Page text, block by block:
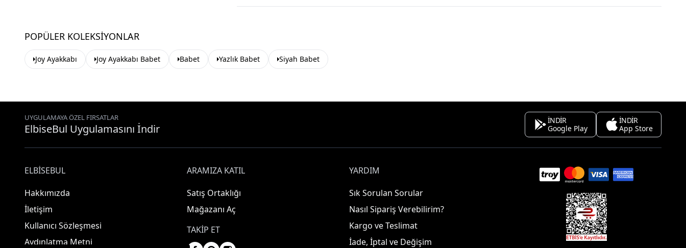
POPÜLER KOLEKSIYONLAR
Joy Ayakkabı Joy Ayakkabı Babet Babet Yazlık Babet Siyah Babet
UYGULAMAYA ÖZEL FIRSATLAR
ElbiseBul Uygulamasını İndir
İNDİR
Google Play
İNDİR
App Store
ELBISEBUL
Hakkımızda
İletişim
Kullanıcı Sözleşmesi
Aydınlatma Metni
ARAMIZA KATIL
Satış Ortaklığı
Mağazanı Aç
TAKIP ET
YARDIM
Sık Sorulan Sorular
Nasıl Sipariş Verebilirim?
Kargo ve Teslimat
İade, İptal ve Değişim